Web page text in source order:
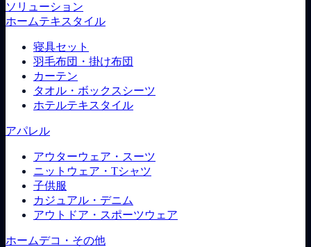
ソリューション
ホームテキスタイル
寝具セット
羽毛布団・掛け布団
カーテン
タオル・ボックスシーツ
ホテルテキスタイル
アパレル
アウターウェア・スーツ
ニットウェア・Tシャツ
子供服
カジュアル・デニム
アウトドア・スポーツウェア
ホームデコ・その他